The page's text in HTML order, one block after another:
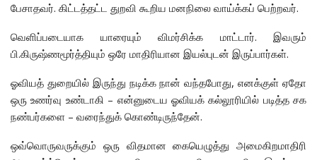
பேசாதவர். கிட்டத்தட்ட துறவி கூறிய மனநிலை வாய்க்கப் பெற்றவர்.
வெளிப்படையாக யாரையும் விமர்சிக்க மாட்டார். இவரும்
பி.கிருஷ்ணமூர்த்தியும் ஒரே மாதிரியான இயல்புடன் இருப்பார்கள்.
ஓவியத் துறையில் இருந்து நடிக்க நான் வந்தபோது, எனக்குள் ஏதோ
ஒரு உணர்வு உண்டாகி – என்னுடைய ஓவியக் கல்லூரியில் படித்த சக
நண்பர்களை – வரைந்துக் கொண்டிருந்தேன்.
ஒவ்வொருவருக்கும் ஒரு விதமான கையெழுத்து அமைகிறமாதிரி